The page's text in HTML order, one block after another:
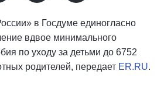
в Госдуме единогласно
вдвое минимального
по уходу за детьми до 6752
родителей, передает ER.RU.